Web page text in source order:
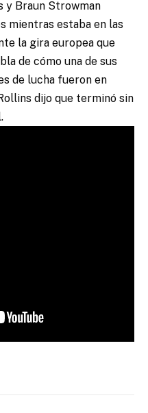
y Braun Strowman
mientras estaba en las
la gira europea que
de cómo una de sus
de lucha fueron en
dijo que terminó sin